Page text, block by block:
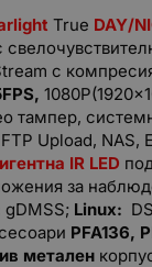
True DAY/
с
тампер,
Upload,
IR LED
за
gDMSS; Linux:
PFA136,
метален